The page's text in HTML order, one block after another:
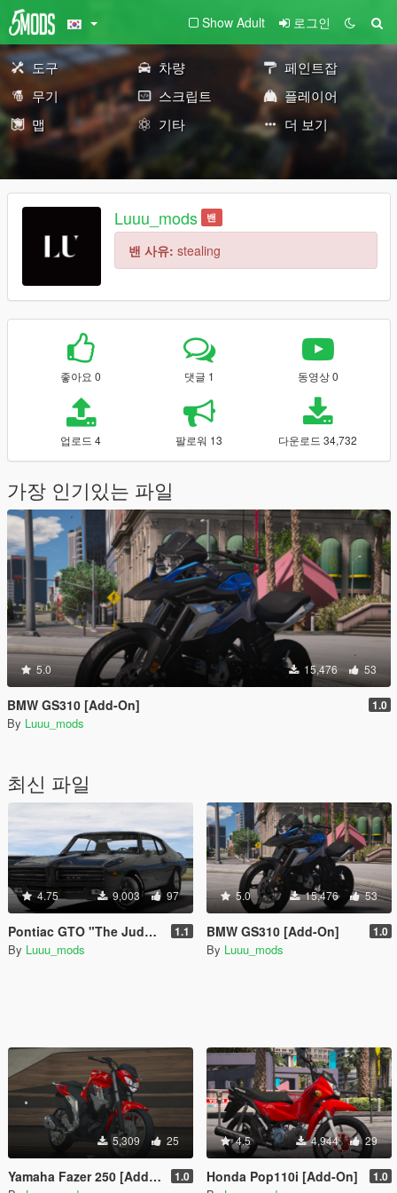
Show Adult 로그인
도구 차량
페인트잡
무기
스크립트
플레이어
맵
기타 더 보기
Luuu_mods 밴
밴 사유: stealing
좋아요 0 댓글 1 동영상 0
업로드 4 팔로워 13 다운로드 34,732
가장 인기있는 파일
5.0 15,476 53
BMW GS310 [Add-On] 1.0
By Luuu_mods
최신 파일
4.75 9,003 97
Pontiac GTO "The Judge" Hardtop Coupe 1969 [Add-On / FiveM | Unlocked] 1.1
By Luuu_mods
5.0 15,476 53
BMW GS310 [Add-On] 1.0
By Luuu_mods
5,309 25
Yamaha Fazer 250 [Add-On] 1.0
4.5 4,944 29
Honda Pop110i [Add-On] 1.0